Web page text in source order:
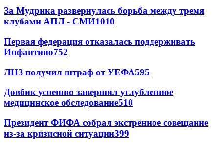
За Мудрика развернулась борьба между тремя
клубами АПЛ - СМИ1010
Первая федерация отказалась поддерживать
Инфантино752
ЛНЗ получил штраф от УЕФА595
Довбик успешно завершил углубленное
медицинское обследование510
Президент ФИФА собрал экстренное совещание
из-за кризисной ситуации399